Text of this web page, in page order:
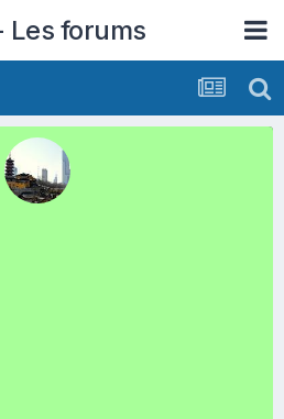
Les forums